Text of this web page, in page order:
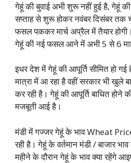
गेहूं की बुवाई अभी शुरू नहीं हुई है, गेहूं
सप्ताह से शुरू होकर नवंबर दिसंबर तक
फसल पककर मार्च अप्रैल में तैयार
गेहूं की नई फसल आने में अभी 5 से 6
इधर देश में गेहूं की आपूर्ति सीमित हो गई
मात्रा में आ रहा है वहीं सरकार भी खुले
कर रही है। गेहूं की आपूर्ति बाधित होने
मजबूती आई है।
मंडी में गज्जर गेहूं के भाव Wheat
रही है। गेहूं के वर्तमान मंडी / बाजार
महीने के दौरान गेहूं के भाव क्या रहेंगे